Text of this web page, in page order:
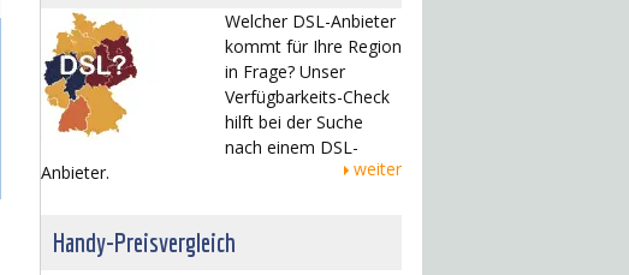
Welcher DSL-Anbieter
kommt für Ihre Region
in Frage? Unser
Verfügbarkeits-Check
hilft bei der Suche
nach einem DSL-
Anbieter.
weiter
Handy-Preisvergleich